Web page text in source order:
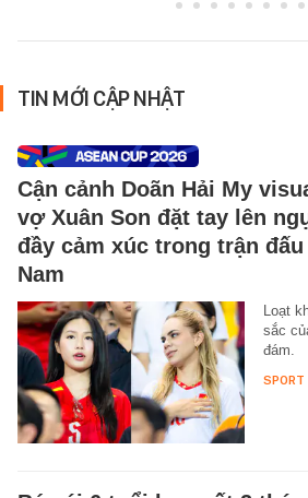
TIN MỚI CẬP NHẬT
Cận cảnh Doãn Hải My
vợ Xuân Son đặt tay lên
đầy cảm xúc trong trận
Nam
Loạt
sắc
đám.
SPORT